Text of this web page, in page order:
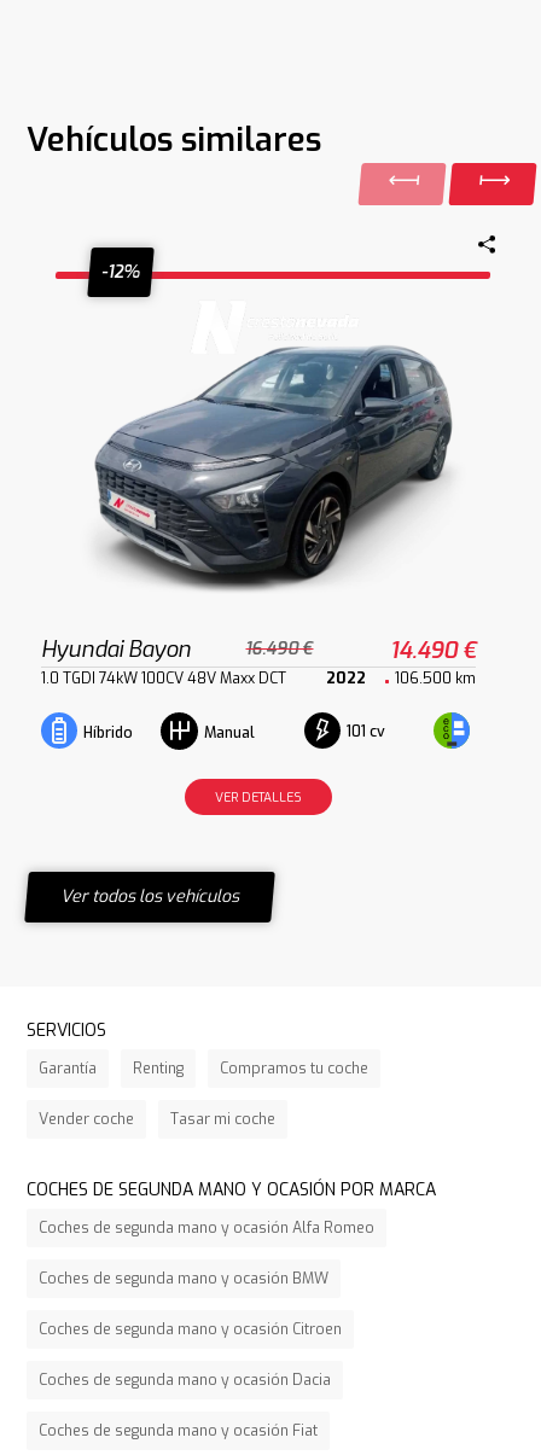
Vehículos similares
-12%
Hyundai Bayon 16.490 € 14.490 €
1.0 TGDI 74kW 100CV 48V Maxx DCT 2022 106.500 km
Híbrido Manual 101 cv
VER DETALLES
Ver todos los vehículos
SERVICIOS
Garantía Renting Compramos tu coche
Vender coche Tasar mi coche
COCHES DE SEGUNDA MANO Y OCASIÓN POR MARCA
Coches de segunda mano y ocasión Alfa Romeo
Coches de segunda mano y ocasión BMW
Coches de segunda mano y ocasión Citroen
Coches de segunda mano y ocasión Dacia
Coches de segunda mano y ocasión Fiat